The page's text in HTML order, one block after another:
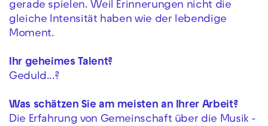
gerade spielen. Weil Erinnerungen nicht die
gleiche Intensität haben wie der lebendige
Moment.
Ihr geheimes Talent?
Geduld...?
Was schätzen Sie am meisten an Ihrer Arbeit?
Die Erfahrung von Gemeinschaft über die Musik -